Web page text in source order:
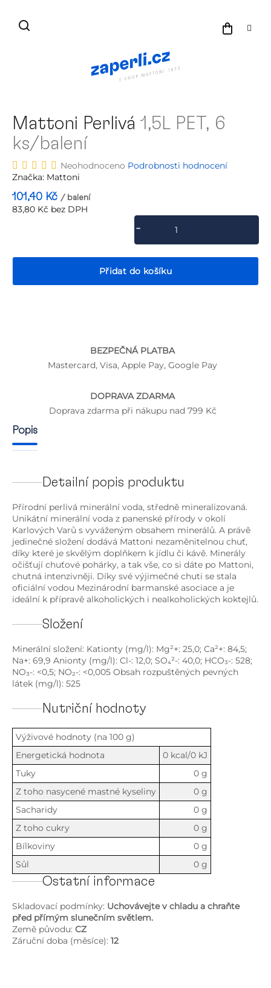
obsah
Mattoni Perlivá 1,5L PET, 6
ks/balení
Průměrné
hodnocení
je
0,0
Neohodnoceno Podrobnosti hodnocení
Značka: Mattoni
101,40 Kč / balení
83,80 Kč bez DPH
Přidat do košíku
BEZPEČNÁ PLATBA
Mastercard, Visa, Apple Pay, Google Pay
DOPRAVA ZDARMA
Doprava zdarma při nákupu nad 799 Kč
Popis
Detailní popis produktu
Přírodní perlivá minerální voda, středně mineralizovaná.
Unikátní minerální voda z panenské přírody v okolí
Karlových Varů s vyváženým obsahem minerálů. A právě
jedinečné složení dodává Mattoni nezaměnitelnou chuť,
díky které je skvělým doplňkem k jídlu či kávě. Minerály
očišťují chuťové pohárky, a tak vše, co si dáte po Mattoni,
chutná intenzivněji. Díky své výjimečné chuti se stala
oficiální vodou Mezinárodní barmanské asociace a je
ideální k přípravě alkoholických i nealkoholických koktejlů.
Složení
Minerální složení: Kationty (mg/l): Mg²+: 25,0; Ca²+: 84,5;
Na+: 69,9 Anionty (mg/l): Cl-: 12,0; SO₄²-: 40,0; HCO₃-: 528;
NO₃-: <0,5; NO₂-: <0,005 Obsah rozpuštěných pevných
látek (mg/l): 525
Nutriční hodnoty
Výživové hodnoty (na 100 g)
Energetická hodnota
0 kcal/0 kJ
Tuky
0 g
Z toho nasycené mastné kyseliny
0 g
Sacharidy
0 g
Z toho cukry
0 g
Bílkoviny
0 g
Sůl
0 g
Ostatní informace
Skladovací podmínky: Uchovávejte v chladu a chraňte
před přímým slunečním světlem.
Země původu: CZ
Záruční doba (měsíce): 12